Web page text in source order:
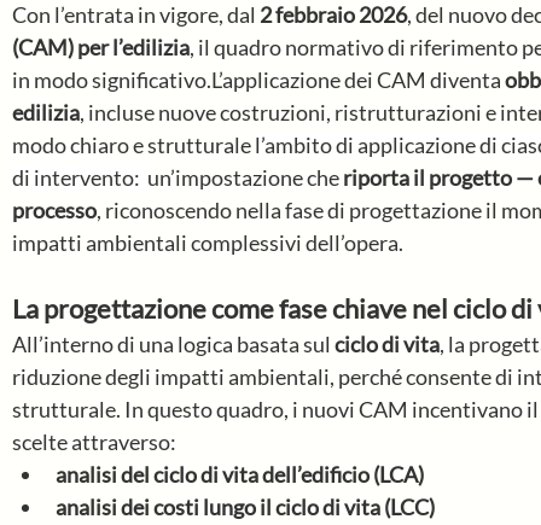
Con l’entrata in vigore, dal 2 febbraio 2026, del nuovo
(CAM) per l’edilizia, il quadro normativo di riferimento
in modo significativo.L’applicazione dei CAM diventa
edilizia, incluse nuove costruzioni, ristrutturazioni e
modo chiaro e strutturale l’ambito di applicazione di
di intervento: un’impostazione che riporta il progetto —
processo, riconoscendo nella fase di progettazione il
impatti ambientali complessivi dell’opera.
La progettazione come fase chiave nel ciclo
All’interno di una logica basata sul ciclo di vita, la
riduzione degli impatti ambientali, perché consente di
strutturale. In questo quadro, i nuovi CAM incentivano
scelte attraverso:
analisi del ciclo di vita dell’edificio (LCA)
analisi dei costi lungo il ciclo di vita (LCC)